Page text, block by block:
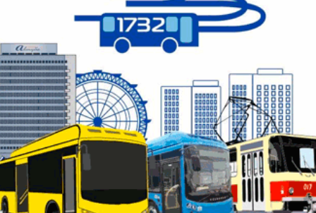
В рубрике «Воронеж: известный и неизвестный»
мы расскажем об исторических местах нашего
города, достопримечательностях, памятных
датах, заслуженных соотечественниках и о
многих других известных и малоизвестных
фактах истории столицы Черноземья.
Будь в курсе событий!
Подпишисьна нас в телеграм